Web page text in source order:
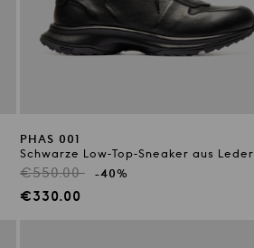
PHAS 001
Schwarze Low-Top-Sneaker aus Leder
Regulärer
Preis
€550.00 -40%
Verkaufspreis
€330.00